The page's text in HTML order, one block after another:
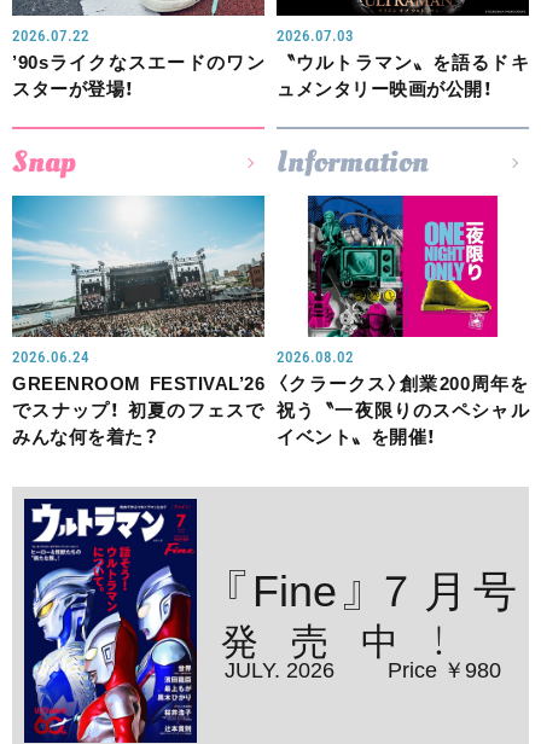
2026.07.22
’90sライクなスエードのワン
スターが登場！
2026.07.03
〝ウルトラマン〟を語るドキ
ュメンタリー映画が公開！
Snap
2026.06.24
GREENROOM FESTIVAL’26
でスナップ！ 初夏のフェスで
みんな何を着た？
Information
2026.08.02
〈クラークス〉創業200周年を
祝う〝一夜限りのスペシャル
イベント〟を開催！
『Fine』７月号
発売中！
JULY. 2026 Price ￥980